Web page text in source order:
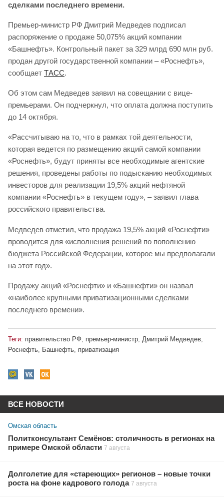
сделками последнего времени.
Премьер-министр РФ Дмитрий Медведев подписал
распоряжение о продаже 50,075% акций компании
«Башнефть». Контрольный пакет за 329 млрд 690 млн руб.
продан другой государственной компании – «Роснефть»,
сообщает ТАСС.
Об этом сам Медведев заявил на совещании с вице-
премьерами. Он подчеркнул, что оплата должна поступить
до 14 октября.
«Рассчитываю на то, что в рамках той деятельности,
которая ведется по размещению акций самой компании
«Роснефть», будут приняты все необходимые агентские
решения, проведены работы по подысканию необходимых
инвесторов для реализации 19,5% акций нефтяной
компании «Роснефть» в текущем году», – заявил глава
российского правительства.
Медведев отметил, что продажа 19,5% акций «Роснефти»
проводится для «исполнения решений по пополнению
бюджета Российской Федерации, которое мы предполагали
на этот год».
Продажу акций «Роснефти» и «Башнефти» он назвал
«наиболее крупными приватизационными сделками
последнего времени».
Теги: правительство РФ премьер-министр Дмитрий Медведев
Роснефть, Башнефть, приватизация
ВСЕ НОВОСТИ
Омская область
Политконсультант Семёнов: столичность в регионах на
примере Омской области 7 августа
Долголетие для «стареющих» регионов – новые точки
роста на фоне кадрового голода 7 августа